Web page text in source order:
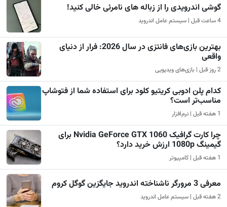
گوشی اندرویدی را از زباله های نامرئی خالی کنید!
4 ساعت قبل | سیستم عامل اندروید
بهترین بازی‌های فانتزی در سال 2026: فرار از دنیای
واقعی
2 روز قبل | بازی‌های ویدیویی
کدام پلن ادوبی کریتیو کلود برای استفاده شما از فتوشاپ
مناسب‌تر است؟
1 هفته قبل | نرم‌افزار
چرا کارت گرافیک Nvidia GeForce GTX 1060 برای
گیمینگ 1080p ارزش خرید دارد؟
1 هفته قبل | کامپیوتر
معرفی 3 مرورگر ناشناخته اندروید جایگزین گوگل کروم
2 هفته قبل | سیستم عامل اندروید